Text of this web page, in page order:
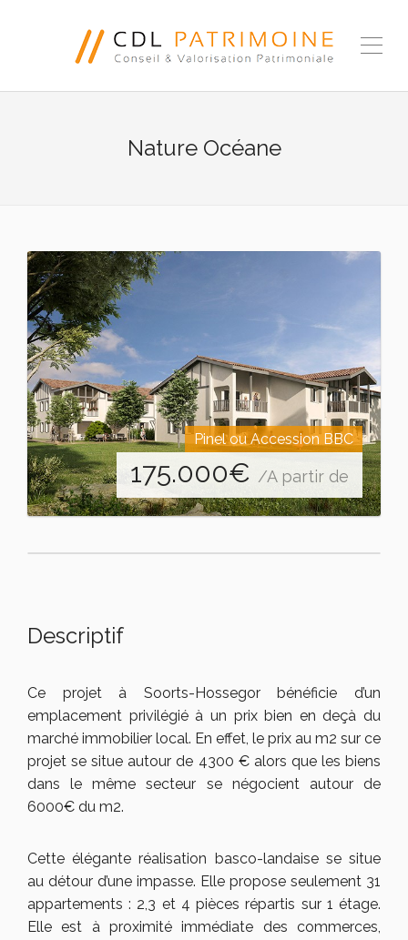
Nature Océane
Pinel ou Accession BBC
175.000€ /A partir de
Descriptif
Ce projet à Soorts-Hossegor bénéficie d’un
emplacement privilégié à un prix bien en deçà du
marché immobilier local. En effet, le prix au m2 sur ce
projet se situe autour de 4300 € alors que les biens
dans le même secteur se négocient autour de
6000€ du m2.
Cette élégante réalisation basco-landaise se situe
au détour d’une impasse. Elle propose seulement 31
appartements : 2,3 et 4 pièces répartis sur 1 étage.
Elle est à proximité immédiate des commerces,